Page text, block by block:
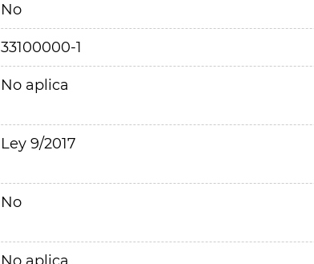
No
33100000-1
No aplica
Ley 9/2017
No